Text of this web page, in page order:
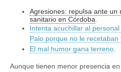
Agresiones: repulsa ante un
sanitario en Córdoba
Intenta acuchillar al
Palo porque no le recetaban
El mal humor gana terreno
Aunque tienen menor presencia